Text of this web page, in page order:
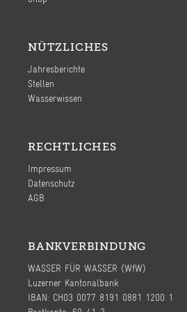
NÜTZLICHES
Jahresberichte
Stellen
Wasserwissen
RECHTLICHES
Impressum
Datenschutz
AGB
BANKVERBINDUNG
WASSER FÜR WASSER (WfW)
Luzerner Kantonalbank
IBAN: CH03 0077 8191 0881 1200 1